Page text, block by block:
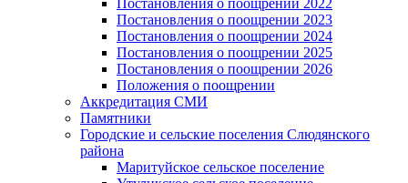
Постановления о поощрении 2022
Постановления о поощрении 2023
Постановления о поощрении 2024
Постановления о поощрении 2025
Постановления о поощрении 2026
Положения о поощрении
Аккредитация СМИ
Памятники
Городские и сельские поселения Слюдянского
района
Маритуйское сельское поселение